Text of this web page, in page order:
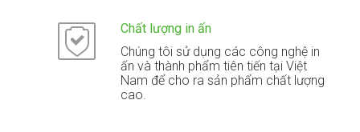
Chất lượng in ấn
Chúng tôi sử dụng các công nghệ in
ấn và thành phẩm tiên tiến tại Việt
Nam để cho ra sản phẩm chất lượng
cao.